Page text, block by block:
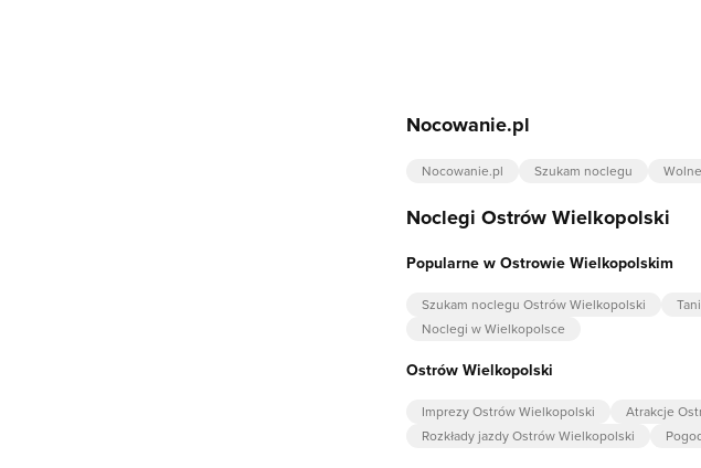
Nocowanie.pl
Nocowanie.pl Szukam noclegu
Noclegi Ostrów Wielkopolski
Popularne w Ostrowie Wielkopolskim
Szukam noclegu Ostrów Wielkopolski
Noclegi w Wielkopolsce
Ostrów Wielkopolski
Imprezy Ostrów Wielkopolski Atrakcje
Rozkłady jazdy Ostrów Wielkopolski